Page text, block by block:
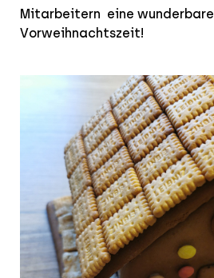
Mitarbeitern eine wunderbare
Vorweihnachtszeit!